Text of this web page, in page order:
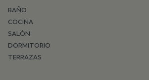
BAÑO
COCINA
SALÓN
DORMITORIO
TERRAZAS